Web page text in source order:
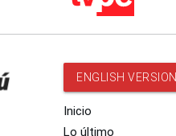
ENGLISH VERSION
Inicio
Lo último